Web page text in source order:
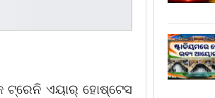
ଟ୍ରେନି ଏୟାର୍ ହୋଷ୍ଟେସ